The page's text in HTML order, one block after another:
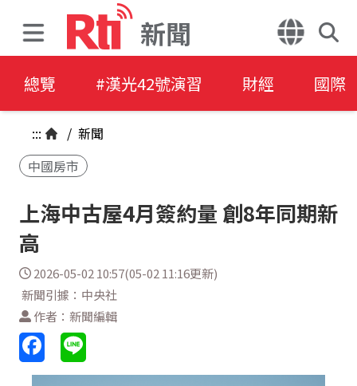
新聞
總覽 #漢光42號演習 財經 國際
::: / 新聞
中國房市
上海中古屋4月簽約量 創8年同期新
高
2026-05-02 10:57(05-02 11:16更新)
新聞引據：中央社
作者：新聞編輯